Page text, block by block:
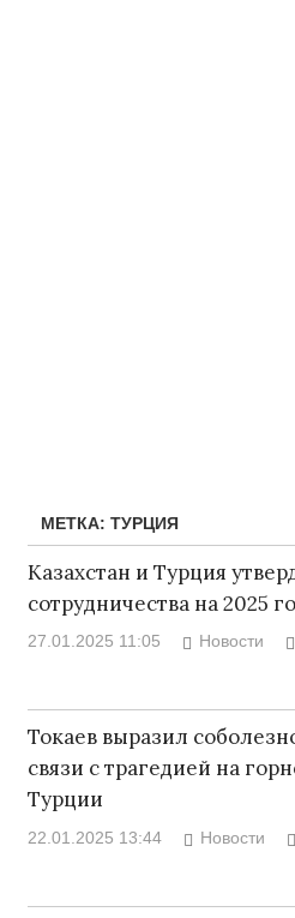
МЕТКА: ТУРЦИЯ
Казахстан и Турция
сотрудничества на 2025
27.01.2025 11:05 Новости
Токаев выразил
связи с трагедией на
Турции
22.01.2025 13:44 Новости